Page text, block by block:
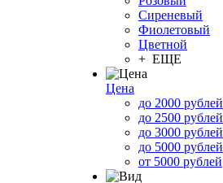
Сиреневый
Фиолетовый
Цветной
+ ЕЩЕ
Цена
до 2000 рублей
до 2500 рублей
до 3000 рублей
до 5000 рублей
от 5000 рублей